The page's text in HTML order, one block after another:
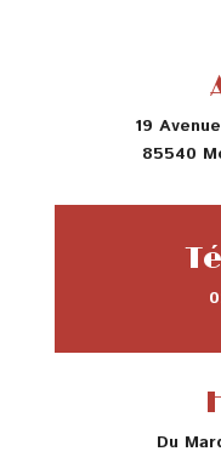
19
85540
Du